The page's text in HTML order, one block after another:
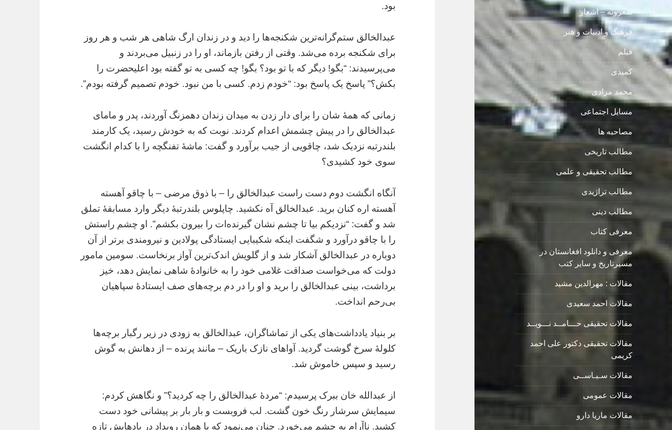
شعرونه – اشعار
فرهنگ و ادبیات و هنر
فیلم
کمیدی
محمد مرادی
مسایل اجتماعی
مصاحبه ها
مطالب تاریخی
مطالب تحقیقی و علمی
مطالب تراژیدی
مطالب دینی
معرفی کتاب
معرفی و دانلود افغانستان در
مسیرتاریخ و سایر کتب
مقالات : مهرالدین مشید
مقالات احمد سعیدی
مقالات تحقیقی حـــامــد نـــویــد
مقالات تحقیقی دکتور علی احمد
کریمی
مقالات سـیـاســی
مقالات عمومی
مقالات ماریا دارو
بود.
عبدالخالق ستم‌گرانه‌ترین شکنجه‌ها را دید و در زندان ارگ شاهی هر شب و هر روز
برای شکنجه برده می‌شد. وقتی از رفتن بازماند، او را در زنبیل می‌بردند و
می‌پرسیدند: “بگو! دیگر که با تو بود؟ بگو! چه کسی به تو گفته بود اعلیحضرت را
بکش؟” پاسخ یک پاسخ بود: “خودم زدم. کسی با من نبود. خودم تصمیم گرفته بودم”.
زمانی که همۀ شان را برای دار زدن به میدان زندان دهمزنگ آوردند، پدر و مامای
عبدالخالق را در پیش چشمش اعدام کردند. نوبت که به خودش رسید، یک کارمند
بلندرتبه نزدیک شد، چاقویی از جیب برآورد و گفت: ماشۀ تفنگچه را با کدام انگشت
سوی خود کشیدی؟
آنگاه انگشت دوم دست راست عبدالخالق را – با ذوق مرضی – با چاقو آهسته
آهسته اره کنان برید. عبدالخالق آه نکشید. چاپلوس بلندرتبۀ دیگر وارد مسابقۀ تملق
شد و گفت: “نزدیکم بیا تا چشم نشان گیرنده‌ات را بیرون بکشم”. او چشم راستش
را با چاقو درآورد و شگفت اینکه شکیبایی ایستادگی پولادین و نیرومندی برتر از آن
دوباره در عبدالخالق آشکار شد و از گلویش اندک‌ترین آواز برنخاست. سومین مامور
دولت که می‌خواست صداقت غلامی خود را به خانوادۀ شاهی نمایش دهد، خیز
برداشت، بینی عبدالخالق را برید و او را در دم برچه‌های صف ایستادۀ سپاهیان
بی‌رحم انداخت.
بر بنیاد یادداشت‌های یکی از تماشاگران، عبدالخالق به زودی در زیر رگبار برچه‌ها
کلولۀ سرخ گوشت گردید. آواهای نازک باریک – مانند پرنده – از دهانش به گوش
رسید و سپس خاموش شد.
از عبدالله خان ببرک پرسیدم: “مردۀ عبدالخالق را چه کردید؟” و نگاهش کردم:
سیمایش سرشار رنگ خون گشت. لب فروبست و بار بار بر پیشانی خود دست
کشید. ناآرام به چشم می‌خورد. چنان می‌نمود که یا همان رویداد در یادهایش تازه